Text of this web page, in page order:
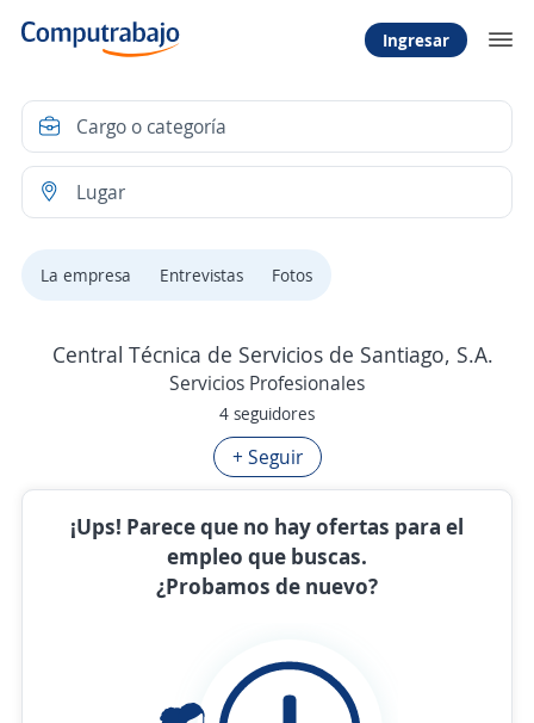
Ingresar
La empresa Entrevistas Fotos
Central Técnica de Servicios de Santiago, S.A.
Servicios Profesionales
4 seguidores
+ Seguir
¡Ups! Parece que no hay ofertas para el
empleo que buscas.
¿Probamos de nuevo?